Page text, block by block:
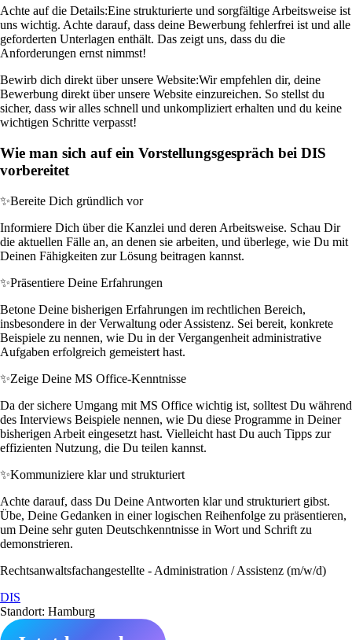
Achte auf die Details:Eine strukturierte und sorgfältige Arbeitsweise ist
uns wichtig. Achte darauf, dass deine Bewerbung fehlerfrei ist und alle
geforderten Unterlagen enthält. Das zeigt uns, dass du die
Anforderungen ernst nimmst!
Bewirb dich direkt über unsere Website:Wir empfehlen dir, deine
Bewerbung direkt über unsere Website einzureichen. So stellst du
sicher, dass wir alles schnell und unkompliziert erhalten und du keine
wichtigen Schritte verpasst!
Wie man sich auf ein Vorstellungsgespräch bei DIS
vorbereitet
✨Bereite Dich gründlich vor
Informiere Dich über die Kanzlei und deren Arbeitsweise. Schau Dir
die aktuellen Fälle an, an denen sie arbeiten, und überlege, wie Du mit
Deinen Fähigkeiten zur Lösung beitragen kannst.
✨Präsentiere Deine Erfahrungen
Betone Deine bisherigen Erfahrungen im rechtlichen Bereich,
insbesondere in der Verwaltung oder Assistenz. Sei bereit, konkrete
Beispiele zu nennen, wie Du in der Vergangenheit administrative
Aufgaben erfolgreich gemeistert hast.
✨Zeige Deine MS Office-Kenntnisse
Da der sichere Umgang mit MS Office wichtig ist, solltest Du während
des Interviews Beispiele nennen, wie Du diese Programme in Deiner
bisherigen Arbeit eingesetzt hast. Vielleicht hast Du auch Tipps zur
effizienten Nutzung, die Du teilen kannst.
✨Kommuniziere klar und strukturiert
Achte darauf, dass Du Deine Antworten klar und strukturiert gibst.
Übe, Deine Gedanken in einer logischen Reihenfolge zu präsentieren,
um Deine sehr guten Deutschkenntnisse in Wort und Schrift zu
demonstrieren.
Rechtsanwaltsfachangestellte - Administration / Assistenz (m/w/d)
DIS
Standort: Hamburg